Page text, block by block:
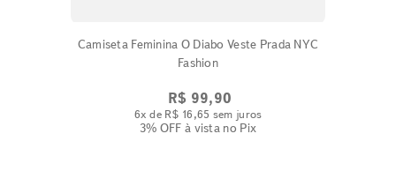
Camiseta Feminina O Diabo Veste Prada NYC
Fashion
R$ 99,90
6x de R$ 16 ,65 sem juros
3% OFF à vista no Pix